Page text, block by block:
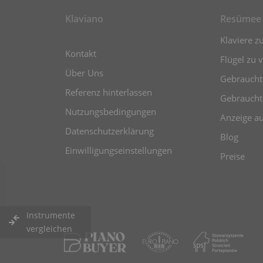
Klaviano
Kontakt
Über Uns
Referenz hinterlassen
Nutzungsbedingungen
Datenschutzerklärung
Einwilligungseinstellungen
Resümee
Klaviere
Flügel zu
Anzeige
Blog
Preise
Instrumente
vergleichen